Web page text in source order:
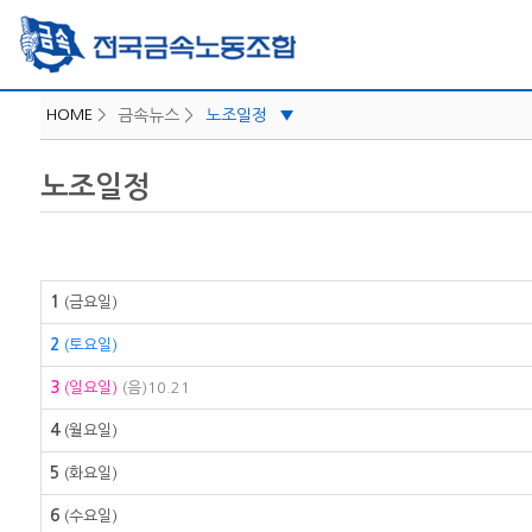
HOME > 금속뉴스 > 노조일정 ▼
노조일정
1 (금요일)
2 (토요일)
3(일요일) (음)10.21
4(월요일)
5 (화요일)
6(수요일)